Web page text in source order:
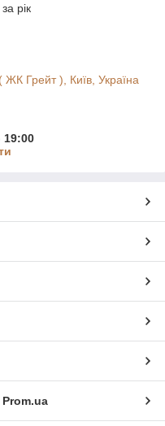
рік
Грейт ), Київ, Україна
19:00
Prom.ua